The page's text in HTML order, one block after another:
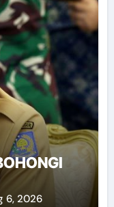
6, 2026